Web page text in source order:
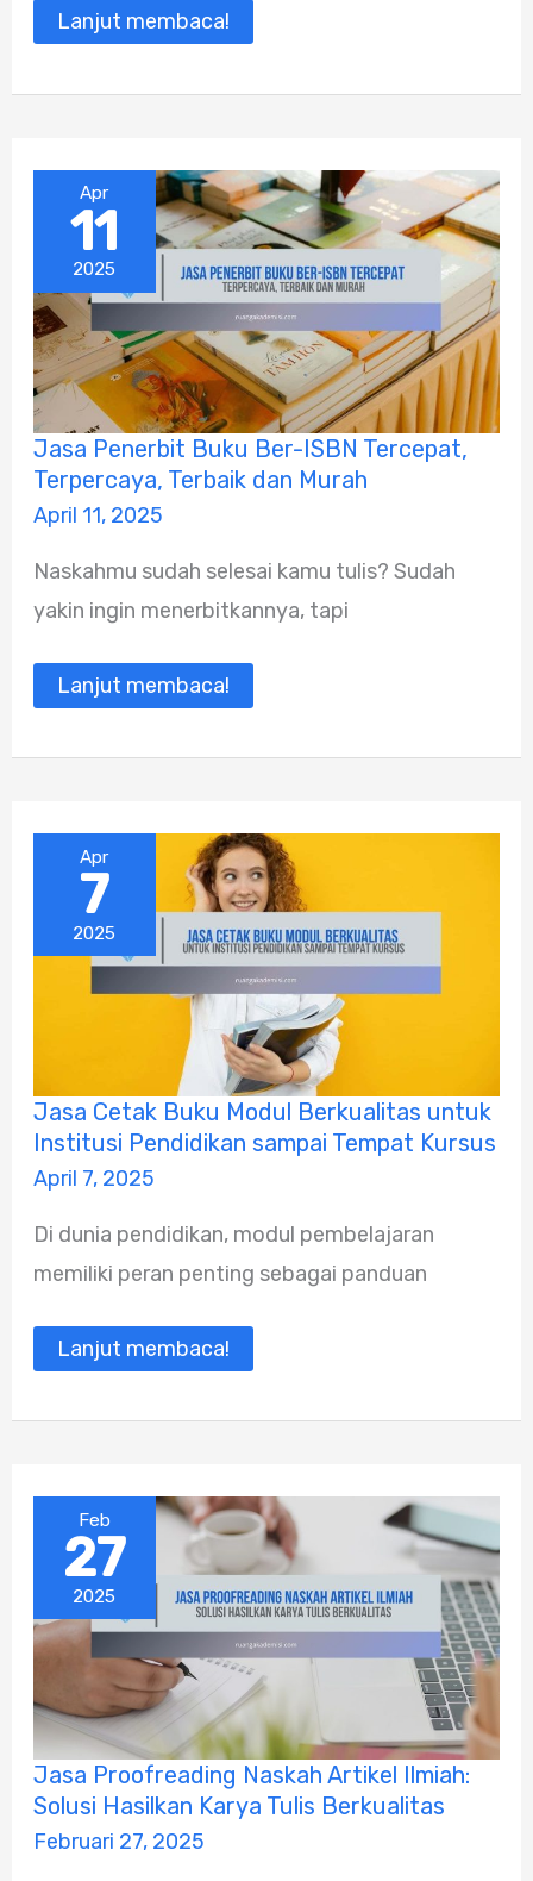
Hasil
Akurat!
Lanjut membaca!
Apr
11
2025
Jasa Penerbit Buku Ber-ISBN Tercepat,
Terpercaya, Terbaik dan Murah
April 11, 2025
Naskahmu sudah selesai kamu tulis? Sudah
yakin ingin menerbitkannya, tapi
Jasa
Penerbit
Buku
Ber-
ISBN
Terpercaya,
dan
Lanjut membaca!
Apr
7
2025
Jasa Cetak Buku Modul Berkualitas untuk
Institusi Pendidikan sampai Tempat Kursus
April 7, 2025
Di dunia pendidikan, modul pembelajaran
memiliki peran penting sebagai panduan
Jasa
Cetak
Buku
Modul
Berkualitas
Institusi
sampai
Kursus
Lanjut membaca!
Feb
27
2025
Jasa Proofreading Naskah Artikel Ilmiah:
Solusi Hasilkan Karya Tulis Berkualitas
Februari 27, 2025
Jasa
Proofreading
Naskah
Artikel
Ilmiah: